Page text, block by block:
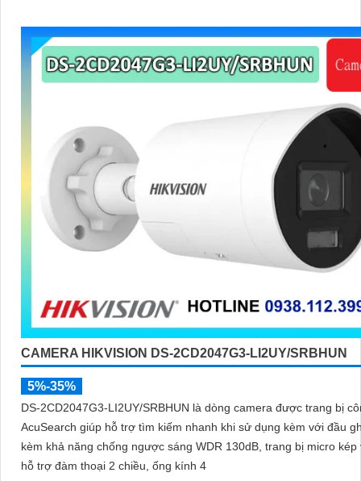
CAMERA HIKVISION DS-2CD2047G3-LI2UY/SRBHUN
5%-35%
DS-2CD2047G3-LI2UY/SRBHUN là dòng camera được trang bị
AcuSearch giúp hỗ trợ tìm kiếm nhanh khi sử dụng kèm với đầu
kèm khả năng chống ngược sáng WDR 130dB, trang bị micro kép
hỗ trợ đàm thoại 2 chiều, ống kính 4